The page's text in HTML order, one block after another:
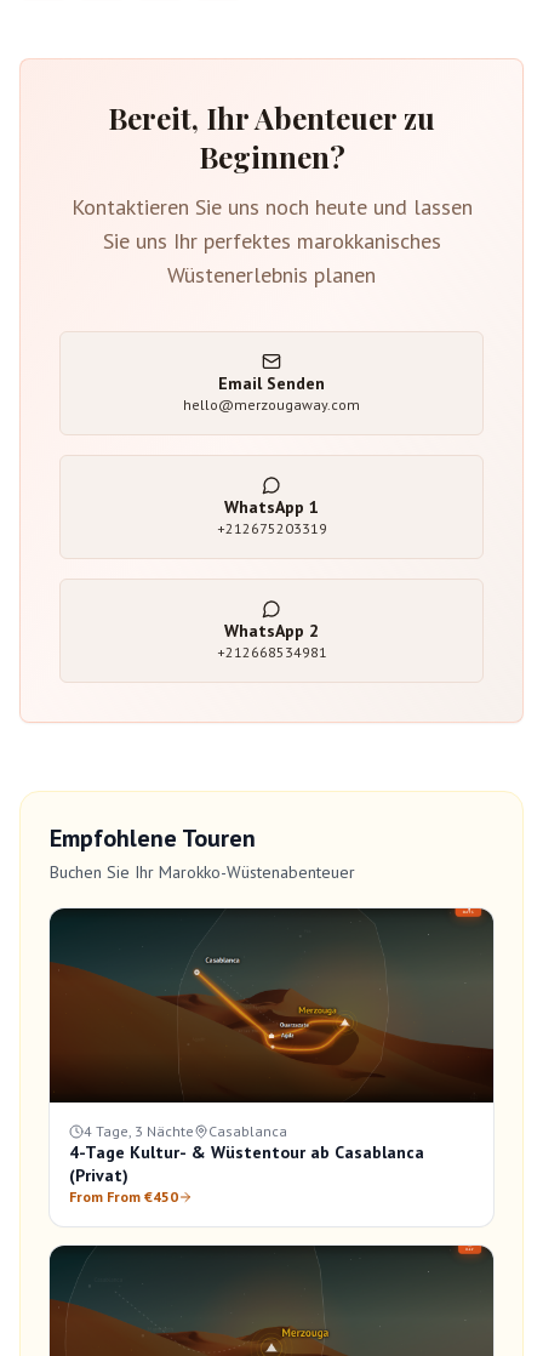
Bereit, Ihr Abenteuer zu
Beginnen?
Kontaktieren Sie uns noch heute und lassen
Sie uns Ihr perfektes marokkanisches
Wüstenerlebnis planen
Email Senden
hello@merzougaway.com
WhatsApp 1
+212675203319
WhatsApp 2
+212668534981
Empfohlene Touren
Buchen Sie Ihr Marokko-Wüstenabenteuer
4 Tage, 3 Nächte Casablanca
4-Tage Kultur- & Wüstentour ab Casablanca
(Privat)
From From €450